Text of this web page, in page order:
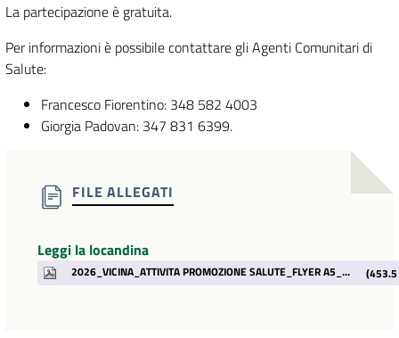
La partecipazione è gratuita.
Per informazioni è possibile contattare gli Agenti Comunitari di
Salute:
Francesco Fiorentino: 348 582 4003
Giorgia Padovan: 347 831 6399.
FILE ALLEGATI
Leggi la locandina
2026_VICINA_ATTIVITA PROMOZIONE SALUTE_FLYER A5_WEB.pdf (453.5